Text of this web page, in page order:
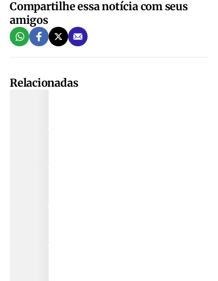
Compartilhe essa notícia com seus
amigos
Relacionadas